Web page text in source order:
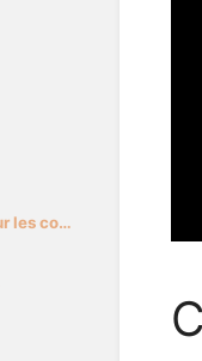
Prochaines commandes (pour les commandes récurrentes)